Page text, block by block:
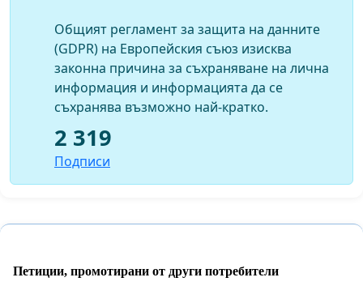
Общият регламент за защита на данните
(GDPR) на Европейския съюз изисква
законна причина за съхраняване на лична
информация и информацията да се
съхранява възможно най-кратко.
2 319
Подписи
Петиции, промотирани от други потребители